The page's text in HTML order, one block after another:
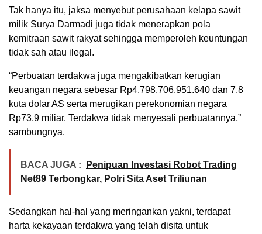
Tak hanya itu, jaksa menyebut perusahaan kelapa sawit
milik Surya Darmadi juga tidak menerapkan pola
kemitraan sawit rakyat sehingga memperoleh keuntungan
tidak sah atau ilegal.
“Perbuatan terdakwa juga mengakibatkan kerugian
keuangan negara sebesar Rp4.798.706.951.640 dan 7,8
kuta dolar AS serta merugikan perekonomian negara
Rp73,9 miliar. Terdakwa tidak menyesali perbuatannya,”
sambungnya.
BACA JUGA :
Penipuan Investasi Robot Trading
Net89 Terbongkar, Polri Sita Aset Triliunan
Sedangkan hal-hal yang meringankan yakni, terdapat
harta kekayaan terdakwa yang telah disita untuk